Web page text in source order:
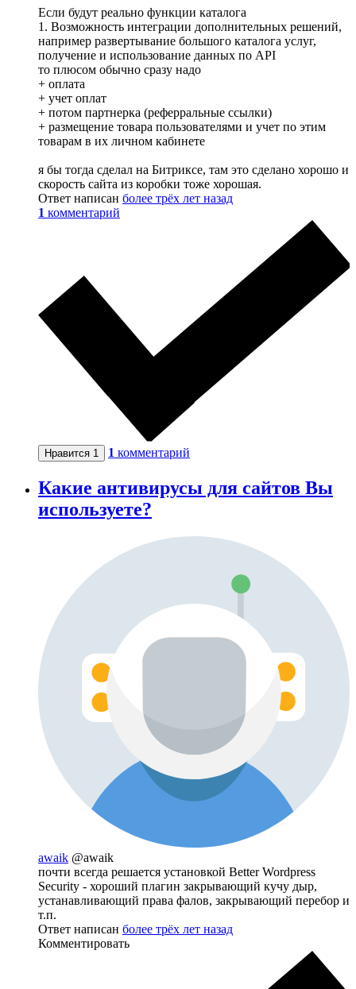
Если будут реально функции каталога
1. Возможность интеграции дополнительных решений,
например развертывание большого каталога услуг,
получение и использование данных по API
то плюсом обычно сразу надо
+ оплата
+ учет оплат
+ потом партнерка (реферральные ссылки)
+ размещение товара пользователями и учет по этим
товарам в их личном кабинете
я бы тогда сделал на Битриксе, там это сделано хорошо и
скорость сайта из коробки тоже хорошая.
Ответ написан более трёх лет назад
1 комментарий
Нравится 1 1 комментарий
Какие антивирусы для сайтов Вы
используете?
awaik @awaik
почти всегда решается установкой Better Wordpress
Security - хороший плагин закрывающий кучу дыр,
устанавливающий права фалов, закрывающий перебор и
т.п.
Ответ написан более трёх лет назад
Комментировать